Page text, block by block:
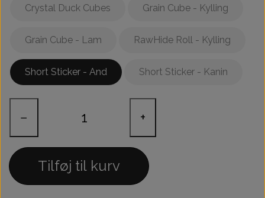
Crystal Duck Cubes Grain Cube - Kylling
Grain Cube - Lam RawHide Roll - Kylling
Short Sticker - And Short Sticker - Kanin
− +
Tilføj til kurv